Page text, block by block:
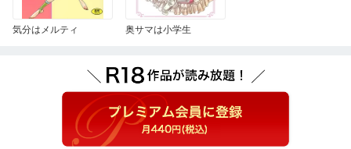
気分はメルティ 奥サマは小学生